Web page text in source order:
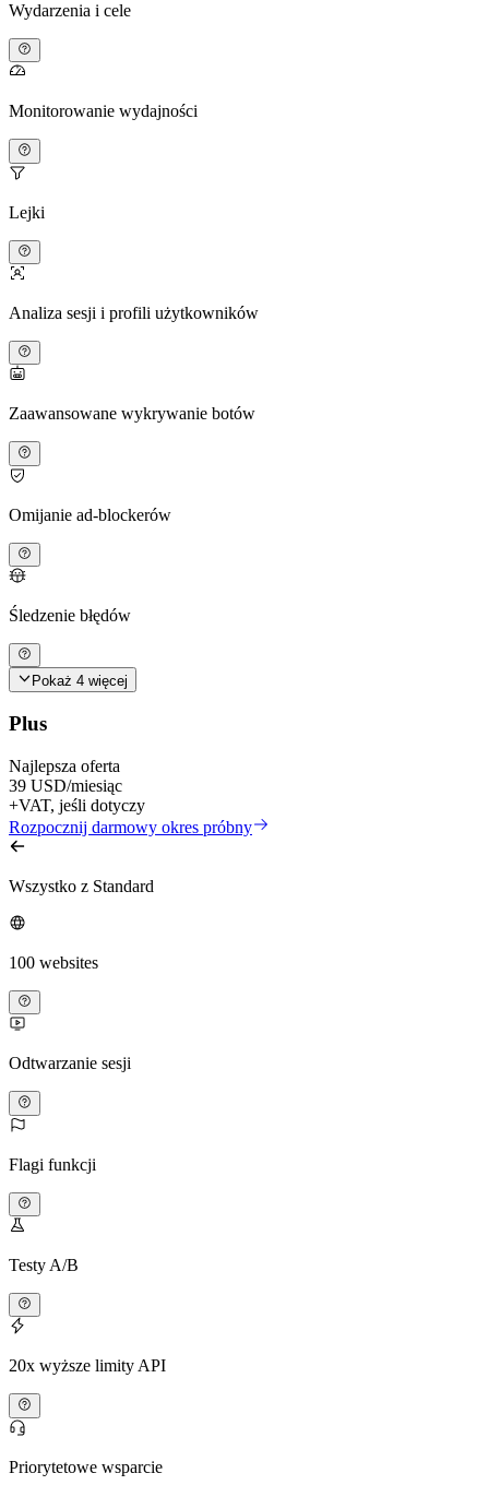
Wydarzenia i cele
Monitorowanie wydajności
Lejki
Analiza sesji i profili użytkowników
Zaawansowane wykrywanie botów
Omijanie ad-blockerów
Śledzenie błędów
Pokaż 4 więcej
Plus
Najlepsza oferta
39 USD/miesiąc
+VAT, jeśli dotyczy
Rozpocznij darmowy okres próbny
Wszystko z Standard
100 websites
Odtwarzanie sesji
Flagi funkcji
Testy A/B
20x wyższe limity API
Priorytetowe wsparcie